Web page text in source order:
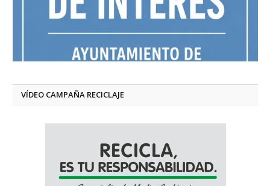
VÍDEO CAMPAÑA RECICLAJE